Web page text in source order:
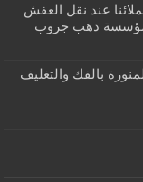
عند نقل العفش
دهب جروب
بالفك والتغليف